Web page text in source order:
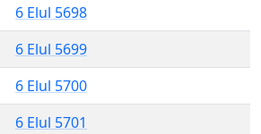
6 Elul 5698
6 Elul 5699
6 Elul 5700
6 Elul 5701